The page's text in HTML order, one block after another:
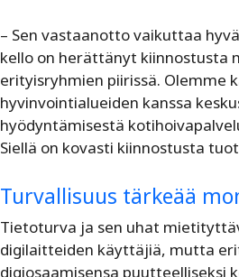
– Sen vastaanotto vaikuttaa
kello on herättänyt kiinnostusta
erityisryhmien piirissä. Olemme
hyvinvointialueiden kanssa
hyödyntämisestä
Siellä on kovasti kiinnostusta
Turvallisuus tärkeää
Tietoturva ja sen uhat
digilaitteiden käyttäjiä, mutta
digiosaamisensa puutteelliseksi